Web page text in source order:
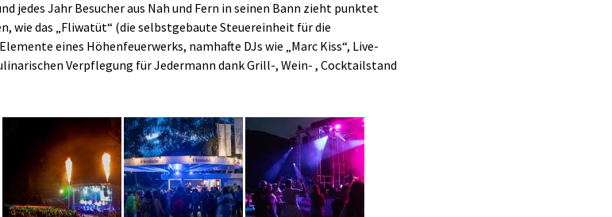
jedes Jahr Besucher aus Nah und Fern in seinen Bann zieht punktet
wie das „Fliwatüt“ (die selbstgebaute Steuereinheit für die
eines Höhenfeuerwerks, namhafte DJs wie „Marc Kiss“, Live-
Verpflegung für Jedermann dank Grill-, Wein- , Cocktailstand